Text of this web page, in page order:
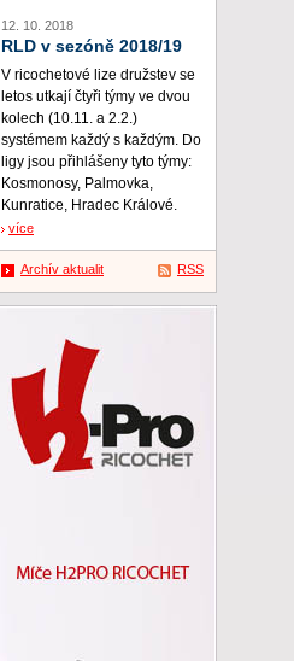
12. 10. 2018
RLD v sezóně 2018/19
V ricochetové lize družstev se
letos utkají čtyři týmy ve dvou
kolech (10.11. a 2.2.)
systémem každý s každým. Do
ligy jsou přihlášeny tyto týmy:
Kosmonosy, Palmovka,
Kunratice, Hradec Králové.
více
Archív aktualit RSS